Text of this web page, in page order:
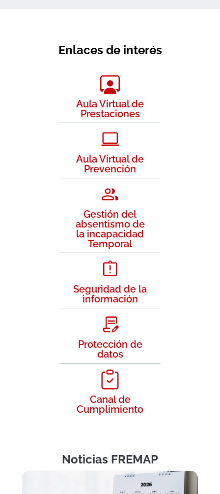
Enlaces de interés
Aula Virtual de
Prestaciones
Aula Virtual de
Prevención
Gestión del
absentismo de
la incapacidad
Temporal
Seguridad de la
información
Protección de
datos
Canal de
Cumplimiento
Noticias FREMAP